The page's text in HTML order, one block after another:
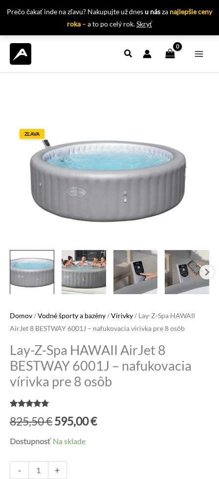
Prečo čakať inde na zľavu? Nakupujte už dnesu násza najlepšie ceny
roka – a to po celý rok.Skryť
Preskočiť
ZĽAVA
Domov/Vodné športy a bazény/Vírivky/ Lay-Z-Spa HAWAII
AirJet 8 BESTWAY 6001J – nafukovacia vírivka pre 8 osôb
Lay-Z-Spa HAWAII AirJet 8
BESTWAY 6001J – nafukovacia
vírivka pre 8 osôb
5.00z 5 na
základe
zákazníckych
recenzií
825,50€Pôvodná
cena
bola:
595,00€Aktuálna
Dostupnosť Na sklade
-
množstvo
+